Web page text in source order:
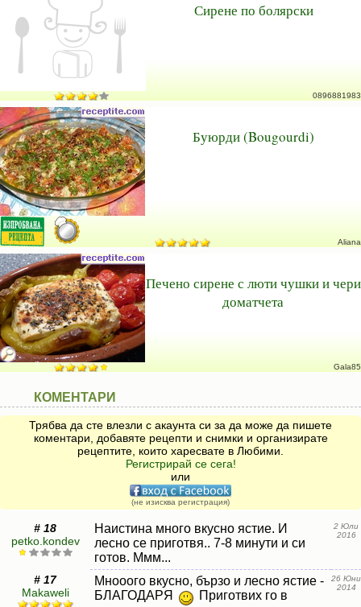
Сирене по болярски
0896881983
Буюрди (Bougourdi)
Aliana
Печено сирене с люти чушки и чери
доматчета
Gala85
КОМЕНТАРИ
Трябва да сте влезли с акаунта си за да може да пишете
коментари, добавяте рецепти и снимки и организирате
рецептите, които харесвате в Любими.
Регистрирай се сега!
или
(не изисква регистрация)
# 18
petko.kondev
Наистина много вкусно ястие. И
лесно се приготвя.. 7-8 минути и си
готов. Ммм...
2 Юли
2016
# 17
Makaweli
Мнооого вкусно, бързо и лесно ястие -
БЛАГОДАРЯ
Приготвих го в
26 Юни
2014